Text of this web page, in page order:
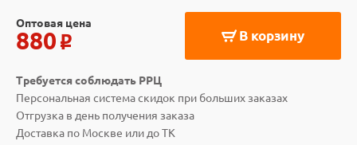
В корзину
Оптовая цена
880 o
Требуется соблюдать РРЦ
Персональная система скидок при больших заказах
Отгрузка в день получения заказа
Доставка по Москве или до ТК